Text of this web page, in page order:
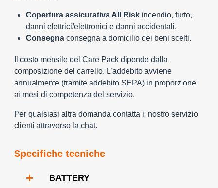
Copertura assicurativa All Risk incendio, furto,
danni elettrici/elettronici e danni accidentali.
Consegna consegna a domicilio dei beni scelti.
Il costo mensile del Care Pack dipende dalla
composizione del carrello. L’addebito avviene
annualmente (tramite addebito SEPA) in proporzione
ai mesi di competenza del servizio.
Per qualsiasi altra domanda contatta il nostro servizio
clienti attraverso la chat.
Specifiche tecniche
+ BATTERY